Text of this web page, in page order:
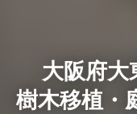
大阪府大
樹木移植・